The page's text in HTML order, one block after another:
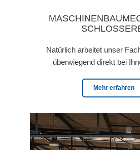
Natürlich arbeitet unser
überwiegend direkt bei
Mehr erfahren